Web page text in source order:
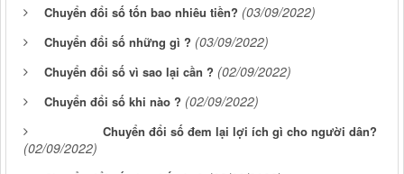
Chuyển đổi số tốn bao nhiêu tiền? (03/09/2022)
Chuyển đổi số những gì ? (03/09/2022)
Chuyển đổi số vì sao lại cần ? (02/09/2022)
Chuyển đổi số khi nào ? (02/09/2022)
Chuyển đổi số đem lại lợi ích gì cho người dân?
(02/09/2022)